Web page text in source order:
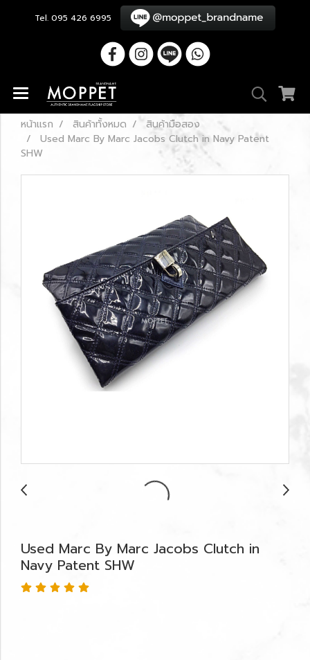
Tel. 095 426 6995
หน้าแรก สินค้าทั้งหมด
สินค้ามือสอง
Used Marc By Marc Jacobs Clutch in Navy Patent
SHW
Used Marc By Marc Jacobs Clutch in
Navy Patent SHW